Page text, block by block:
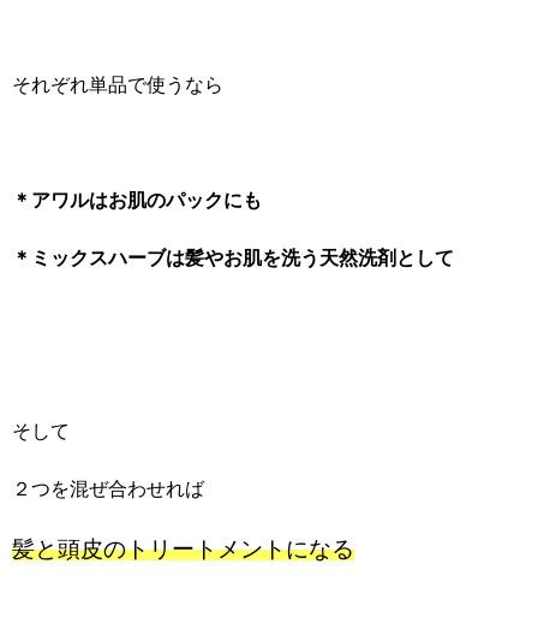
それぞれ単品で使うなら
＊アワルはお肌のパックにも
＊ミックスハーブは髪やお肌を洗う天然洗剤として
そして
２つを混ぜ合わせれば
髪と頭皮のトリートメントになる